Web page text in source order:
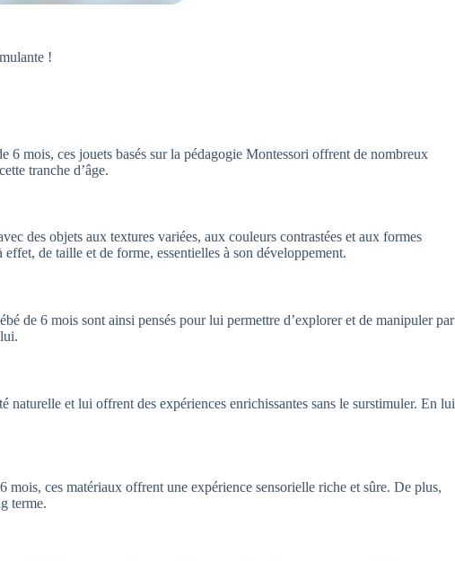
!
6 mois, ces jouets basés sur la pédagogie Montessori offrent de nombreux
tranche d’âge.
des objets aux textures variées, aux couleurs contrastées et aux formes
de taille et de forme, essentielles à son développement.
de 6 mois sont ainsi pensés pour lui permettre d’explorer et de manipuler par
naturelle et lui offrent des expériences enrichissantes sans le surstimuler. En lui
ces matériaux offrent une expérience sensorielle riche et sûre. De plus,
terme.